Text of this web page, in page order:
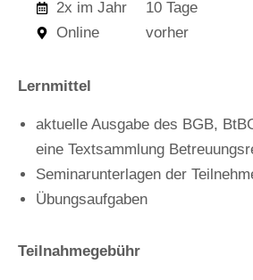
2x im Jahr
Online
10 Tage
vorher
Lernmittel
aktuelle Ausgabe des BGB,
eine Textsammlung
Seminarunterlagen der
Übungsaufgaben
Teilnahmegebühr